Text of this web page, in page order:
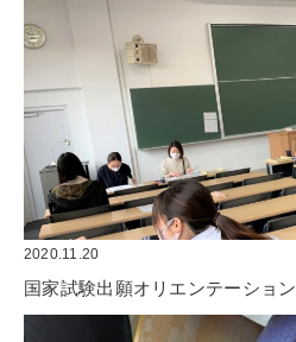
2020.11.20
国家試験出願オリエンテーション